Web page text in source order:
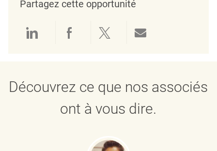
Partagez cette opportunité
Partager via LinkedIn
Partager via Facebook
Partager via twitter
Découvrez ce que nos associés
ont à vous dire.